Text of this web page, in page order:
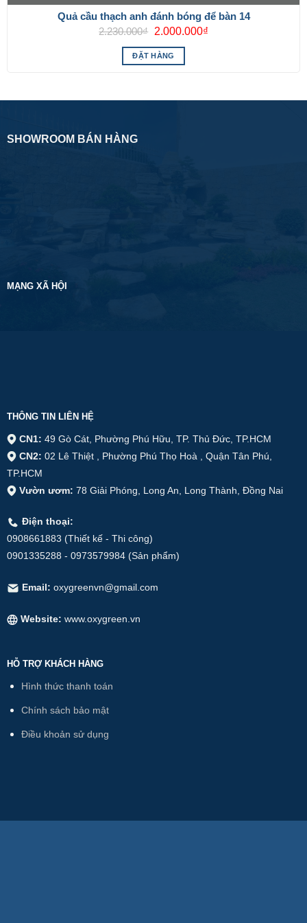
Quả cầu thạch anh đánh bóng để bàn 14
2.230.000₫ Giá
là:
2.230.000₫.
2.000.000₫Giá
ĐẶT HÀNG
SHOWROOM BÁN HÀNG
MẠNG XÃ HỘI
THÔNG TIN LIÊN HỆ
CN1: 49 Gò Cát, Phường Phú Hữu, TP. Thủ Đức, TP.HCM
CN2: 02 Lê Thiệt , Phường Phú Thọ Hoà , Quận Tân Phú,
TP.HCM
Vườn ươm: 78 Giải Phóng, Long An, Long Thành, Đồng Nai
Điện thoại:
0908661883 (Thiết kế - Thi công)
0901335288 - 0973579984 (Sản phẩm)
Email: oxygreenvn@gmail.com
Website: www.oxygreen.vn
HỖ TRỢ KHÁCH HÀNG
Hình thức thanh toán
Chính sách bảo mật
Điều khoản sử dụng